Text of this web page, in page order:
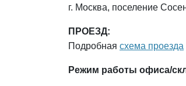
г. Москва, поселение
ПРОЕЗД:
Подробная схема проезда
Режим работы офиса/